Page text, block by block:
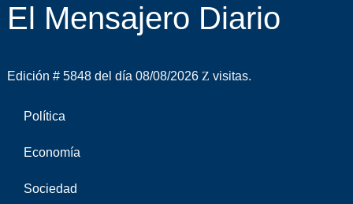
El Mensajero Diario
Edición # 5848 del día 08/08/2026 visitas.
Política
Economía
Sociedad